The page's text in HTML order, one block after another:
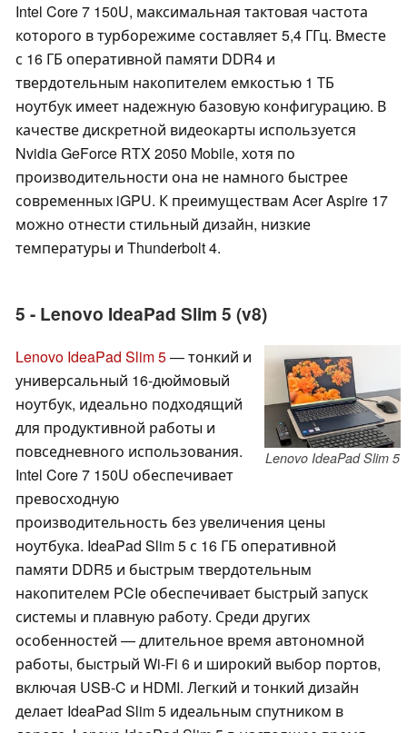
Intel Core 7 150U, максимальная тактовая частота
которого в турборежиме составляет 5,4 ГГц. Вместе
с 16 ГБ оперативной памяти DDR4 и
твердотельным накопителем емкостью 1 ТБ
ноутбук имеет надежную базовую конфигурацию. В
качестве дискретной видеокарты используется
Nvidia GeForce RTX 2050 Mobile, хотя по
производительности она не намного быстрее
современных iGPU. К преимуществам Acer Aspire 17
можно отнести стильный дизайн, низкие
температуры и Thunderbolt 4.
5 - Lenovo IdeaPad Slim 5 (v8)
Lenovo IdeaPad Slim 5
Lenovo IdeaPad Slim 5— тонкий и
универсальный 16-дюймовый
ноутбук, идеально подходящий
для продуктивной работы и
повседневного использования.
Intel Core 7 150U обеспечивает
превосходную
производительность без увеличения цены
ноутбука. IdeaPad Slim 5 с 16 ГБ оперативной
памяти DDR5 и быстрым твердотельным
накопителем PCIe обеспечивает быстрый запуск
системы и плавную работу. Среди других
особенностей — длительное время автономной
работы, быстрый Wi-Fi 6 и широкий выбор портов,
включая USB-C и HDMI. Легкий и тонкий дизайн
делает IdeaPad Slim 5 идеальным спутником в